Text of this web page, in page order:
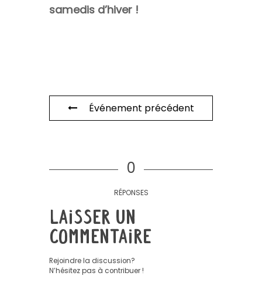
samedis d’hiver !
Événement précédent
0
RÉPONSES
Laisser un
commentaire
Rejoindre la discussion?
N’hésitez pas à contribuer !